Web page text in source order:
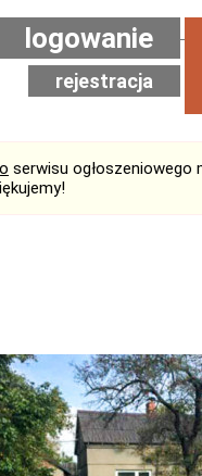
logowanie
rejestracja
serwisu ogłoszeniowego